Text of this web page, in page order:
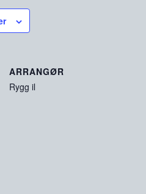
ARRANGØR
Rygg il